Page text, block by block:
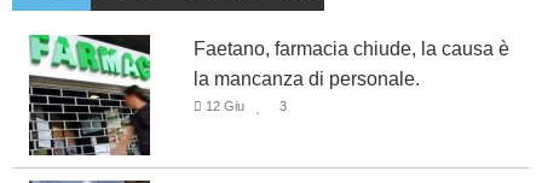
Faetano, farmacia chiude, la causa è
la mancanza di personale.
12 Giu 3